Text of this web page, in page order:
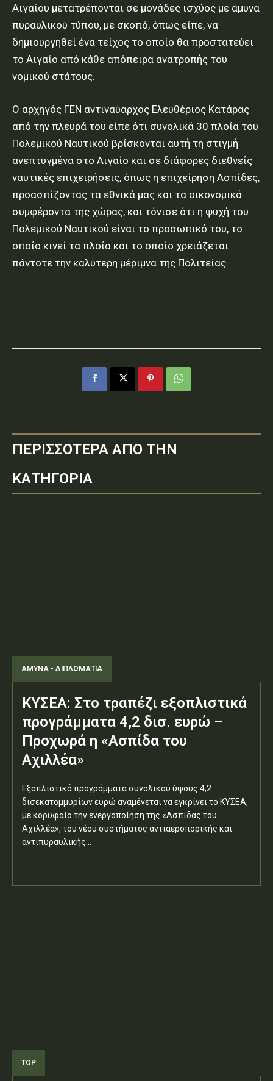
Αιγαίου μετατρέπονται σε μονάδες ισχύος με άμυνα
πυραυλικού τύπου, με σκοπό, όπως είπε, να
δημιουργηθεί ένα τείχος το οποίο θα προστατεύει
το Αιγαίο από κάθε απόπειρα ανατροπής του
νομικού στάτους.
Ο αρχηγός ΓΕΝ αντιναύαρχος Ελευθέριος Κατάρας
από την πλευρά του είπε ότι συνολικά 30 πλοία του
Πολεμικού Ναυτικού βρίσκονται αυτή τη στιγμή
ανεπτυγμένα στο Αιγαίο και σε διάφορες διεθνείς
ναυτικές επιχειρήσεις, όπως η επιχείρηση Ασπίδες,
προασπίζοντας τα εθνικά μας και τα οικονομικά
συμφέροντα της χώρας, και τόνισε ότι η ψυχή του
Πολεμικού Ναυτικού είναι το προσωπικό του, το
οποίο κινεί τα πλοία και το οποίο χρειάζεται
πάντοτε την καλύτερη μέριμνα της Πολιτείας.
ΠΕΡΙΣΣΟΤΕΡΑ ΑΠΟ ΤΗΝ
ΚΑΤΗΓΟΡΙΑ
ΑΜΥΝΑ - ΔΙΠΛΩΜΑΤΙΑ
ΚΥΣΕΑ: Στο τραπέζι εξοπλιστικά
προγράμματα 4,2 δισ. ευρώ –
Προχωρά η «Ασπίδα του
Αχιλλέα»
Εξοπλιστικά προγράμματα συνολικού ύψους 4,2
δισεκατομμυρίων ευρώ αναμένεται να εγκρίνει το ΚΥΣΕΑ,
με κορυφαίο την ενεργοποίηση της «Ασπίδας του
Αχιλλέα», του νέου συστήματος αντιαεροπορικής και
αντιπυραυλικής...
TOP